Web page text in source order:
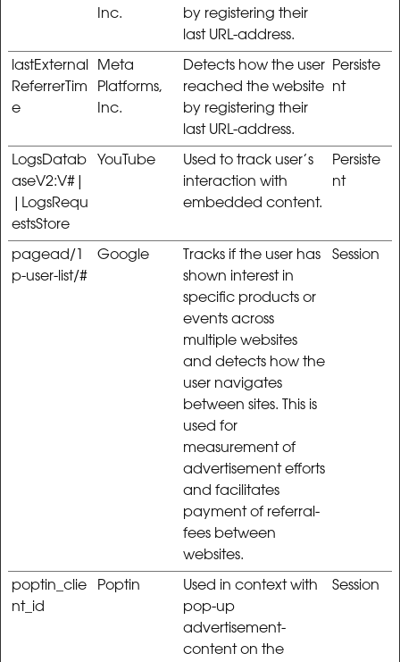
Inc.
by registering their
last URL-address.
lastExternal
ReferrerTim
e
Meta
Platforms,
Inc.
Detects how the user
reached the website
by registering their
last URL-address.
Persiste
nt
LogsDatab
aseV2:V#|
|LogsRequ
estsStore
YouTube
Used to track user’s
interaction with
embedded content.
Persiste
nt
pagead/1
p-user-list/#
Google
Tracks if the user has
shown interest in
specific products or
events across
multiple websites
and detects how the
user navigates
between sites. This is
used for
measurement of
advertisement efforts
and facilitates
payment of referral-
fees between
websites.
Session
poptin_clie
nt_id
Poptin
Used in context with
pop-up
advertisement-
content on the
Session